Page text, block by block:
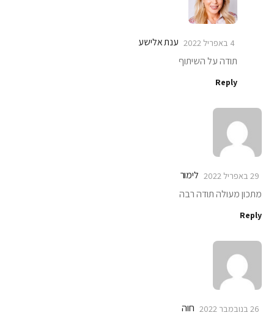
ענת אלישע 4 באפריל 2022
תודה על השיתוף
Reply
לימור 29 באפריל 2022
מתכון מעולה תודה רבה
Reply
חוה 26 בנובמבר 2022